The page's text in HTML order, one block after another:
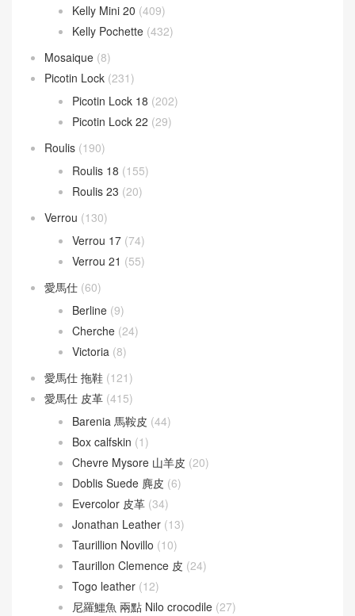
Kelly Mini 20 (409)
Kelly Pochette (432)
Mosaique (8)
Picotin Lock (231)
Picotin Lock 18 (202)
Picotin Lock 22 (29)
Roulis (190)
Roulis 18 (155)
Roulis 23 (20)
Verrou (130)
Verrou 17 (74)
Verrou 21 (55)
愛馬仕 (60)
Berline (9)
Cherche (24)
Victoria (8)
愛馬仕 拖鞋 (121)
愛馬仕 皮革 (415)
Barenia 馬鞍皮 (44)
Box calfskin (1)
Chevre Mysore 山羊皮 (20)
Doblis Suede 麂皮 (6)
Evercolor 皮革 (34)
Jonathan Leather (13)
Taurillion Novillo (10)
Taurillon Clemence 皮 (24)
Togo leather (12)
尼羅鱷魚 兩點 Nilo crocodile (27)